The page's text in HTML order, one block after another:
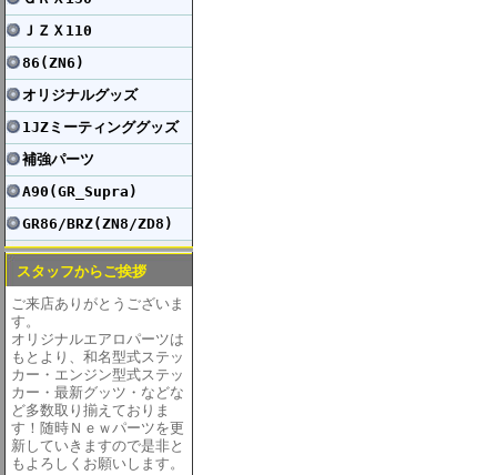
ＪＺＸ110
86(ZN6)
オリジナルグッズ
1JZミーティンググッズ
補強パーツ
A90(GR_Supra)
GR86/BRZ(ZN8/ZD8)
スタッフからご挨拶
ご来店ありがとうございま
す。
オリジナルエアロパーツは
もとより、和名型式ステッ
カー・エンジン型式ステッ
カー・最新グッツ・などな
ど多数取り揃えておりま
す！随時Ｎｅｗパーツを更
新していきますので是非と
もよろしくお願いします。